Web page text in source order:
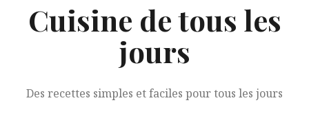
Cuisine de tous les
jours
Des recettes simples et faciles pour tous les jours